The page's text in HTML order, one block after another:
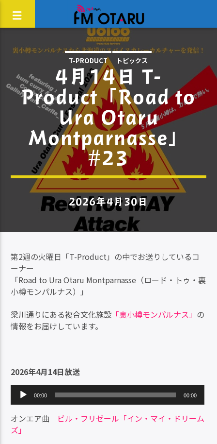
T-PRODUCT トピックス
4月14日 T-
Product「Road to
Ura Otaru
Montparnasse」
#23
2026年4月30日
第2週の火曜日「T-Product」の中でお送りしているコ
ーナー
「Road to Ura Otaru Montparnasse（ロード・トゥ・裏
小樽モンパルナス）」
梁川通りにある複合文化施設 「裏小樽モンパルナス」 の
情報をお届けしています。
2026年4月14日放送
声
プ
レ
ー
00:00 00:00
オンエア曲
ビル・フリゼール「イン・マイ・ドリーム
ズ」